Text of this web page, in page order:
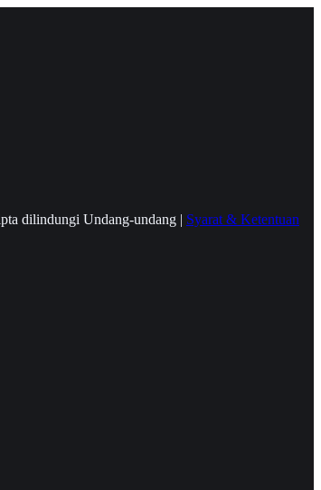
dilindungi Undang-undang | Syarat & Ketentuan